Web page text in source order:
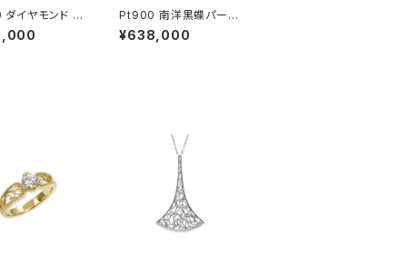
ング
Pt900 南洋黒蝶パール
リング
¥638,000